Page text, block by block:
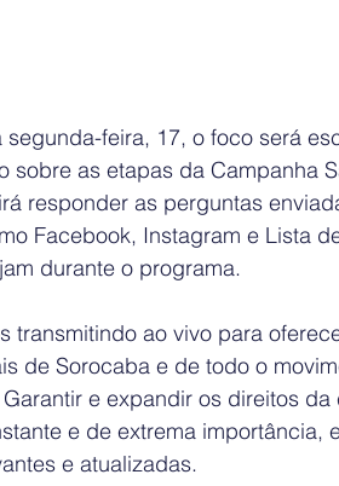
segunda-feira, 17, o foco será
sobre as etapas da Campanha
responder as perguntas
Facebook, Instagram e Lista
durante o programa.
transmitindo ao vivo para
de Sorocaba e de todo o
e expandir os direitos
e de extrema importância,
e atualizadas.